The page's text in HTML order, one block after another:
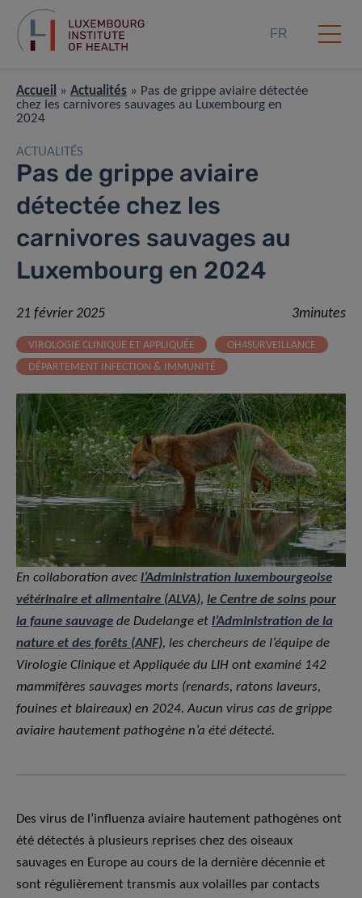
FR
Accueil » Actualités » Pas de grippe aviaire détectée
chez les carnivores sauvages au Luxembourg en
2024
ACTUALITÉS
Pas de grippe aviaire
détectée chez les
carnivores sauvages au
Luxembourg en 2024
21 février 2025 3minutes
VIROLOGIE CLINIQUE ET APPLIQUÉE
OH4SURVEILLANCE
DÉPARTEMENT INFECTION & IMMUNITÉ
En collaboration avec l’Administration luxembourgeoise
vétérinaire et alimentaire (ALVA), le Centre de soins pour
la faune sauvage de Dudelange et l’Administration de la
nature et des forêts (ANF), les chercheurs de l’équipe de
Virologie Clinique et Appliquée du LIH ont examiné 142
mammifères sauvages morts (renards, ratons laveurs,
fouines et blaireaux) en 2024. Aucun virus cas de grippe
aviaire hautement pathogène n’a été détecté.
Des virus de l’influenza aviaire hautement pathogènes ont
été détectés à plusieurs reprises chez des oiseaux
sauvages en Europe au cours de la dernière décennie et
sont régulièrement transmis aux volailles par contacts